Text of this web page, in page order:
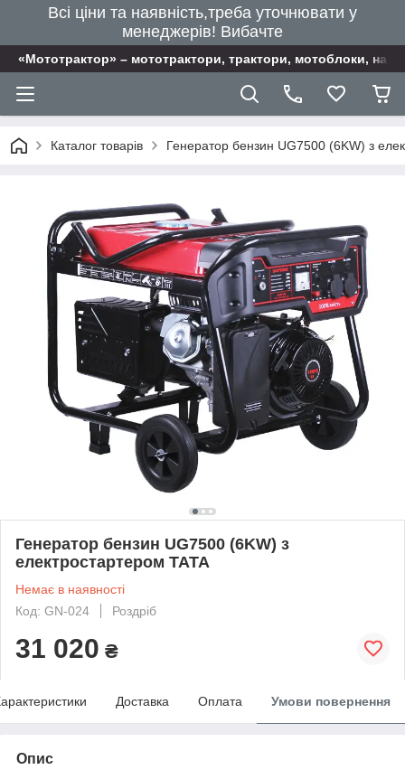
Всі ціни та наявність,треба уточнювати у
менеджерів! Вибачте
«Мототрактор» – мототрактори, трактори, мотоблоки,
Каталог товарів Генератор бензин UG7500 (6KW) з
Генератор бензин UG7500 (6KW) з
електростартером TATA
Немає в наявності
Код: GN-024
Роздріб
31 020 ₴
Доставка Оплата Умови повернення
Опис